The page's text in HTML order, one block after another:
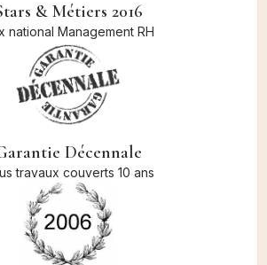
& Métiers 2016
national Management RH
Décennale
travaux couverts 10 ans